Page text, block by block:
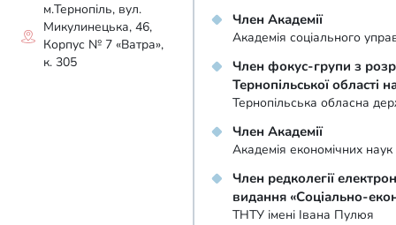
м.Тернопіль, вул.
Микулинецька, 46,
Корпус № 7 «Ватра»,
к. 305
Член Академії
Академія соціального
Член фокус-групи з
Тернопільської області
Тернопільська обласна
Член Академії
Академія економічних наук
Член редколегії
видання «Соціально-
ТНТУ імені Івана Пулюя